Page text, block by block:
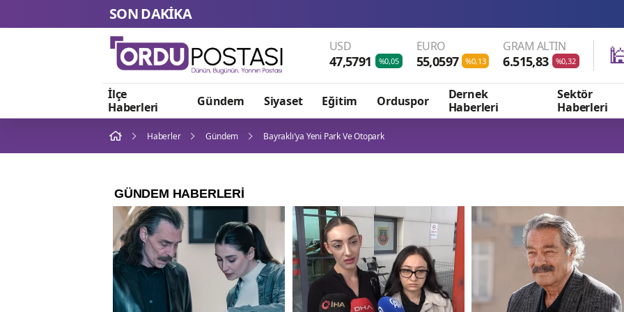
SON DAKİKA
USD
47,5791 %0,05
EURO
55,0597 %0,13
GRAM ALTIN
6.515,83 %0,32
İlçe
Haberleri
Gündem Siyaset Eğitim Orduspor
Dernek
Haberleri
Sektör
Haberleri
Haberler Gündem Bayraklı'ya Yeni Park Ve Otopark